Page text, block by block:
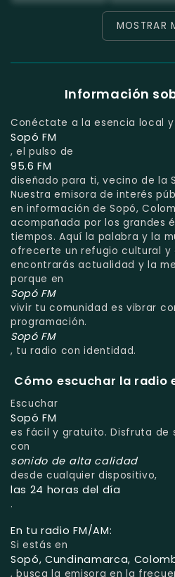
MOSTRAR
Información
Conéctate a la esencia local
Sopó FM
, el pulso de
95.6 FM
diseñado para ti, vecino de la
Nuestra emisora de interés
en información de Sopó,
acompañada por los grandes
tiempos. Aquí la palabra y la
ofrecerte un refugio cultural y
encontrarás actualidad y la
porque en
Sopó FM
vivir tu comunidad es vibrar
programación.
Sopó FM
, tu radio con identidad.
Cómo escuchar la radio
Escuchar
Sopó FM
es fácil y gratuito. Disfruta de
con
sonido de alta calidad
desde cualquier dispositivo,
las 24 horas del día
.
En tu radio FM/AM:
Si estás en
Sopó, Cundinamarca,
, busca la emisora en la